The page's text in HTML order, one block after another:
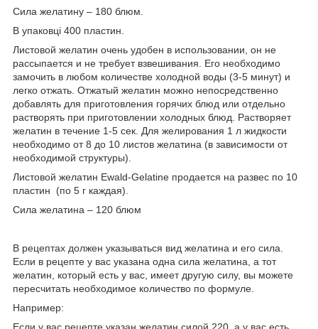
Сила желатину – 180 блюм.
В упаковці 400 пластин.
Листовой желатин очень удобен в использовании, он не
рассыпается и не требует взвешивания. Его необходимо
замочить в любом количестве холодной воды (3-5 минут) и
легко отжать. Отжатый желатин можно непосредственно
добавлять для приготовления горячих блюд или отдельно
растворять при приготовлении холодных блюд. Растворяет
желатин в течение 1-5 сек. Для желирования 1 л жидкости
необходимо от 8 до 10 листов желатина (в зависимости от
необходимой структуры).
Листовой желатин Ewald-Gelatine продается на развес по 10
пластин (по 5 г каждая).
Сила желатина – 120 блюм
В рецептах должен указываться вид желатина и его сила.
Если в рецепте у вас указана одна сила желатина, а тот
желатин, который есть у вас, имеет другую силу, вы можете
пересчитать необходимое количество по формуле.
Например: